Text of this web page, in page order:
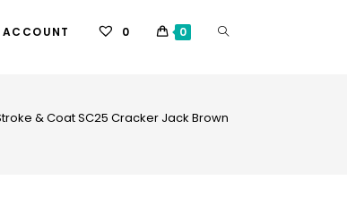
0 0
& Coat SC25 Cracker Jack Brown